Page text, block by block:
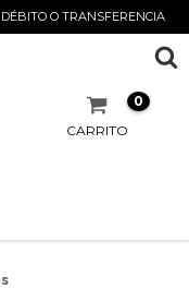
O TRANSFERENCIA
CARRITO
0